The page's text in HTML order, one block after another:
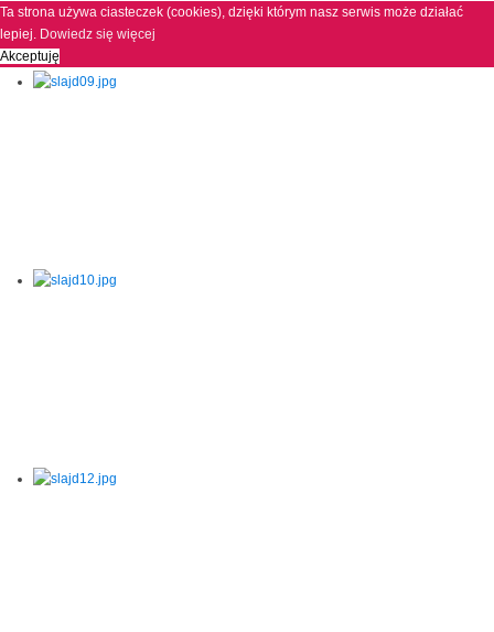
Ta strona używa ciasteczek (cookies), dzięki którym nasz serwis może działać
lepiej. Dowiedz się więcej
Akceptuję